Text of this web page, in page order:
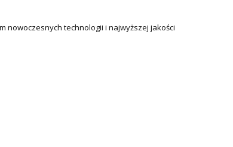
nowoczesnych technologii i najwyższej jakości